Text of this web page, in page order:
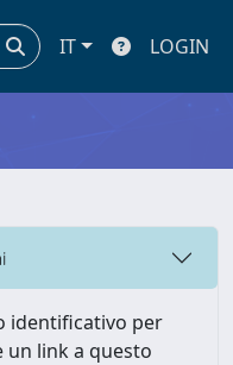
IT LOGIN
identificativo per
un link a questo